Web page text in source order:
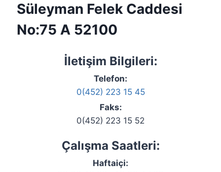
Süleyman Felek Caddesi
No:75 A 52100
İletişim Bilgileri:
Telefon:
0(452) 223 15 45
Faks:
0(452) 223 15 52
Çalışma Saatleri:
Haftaiçi: